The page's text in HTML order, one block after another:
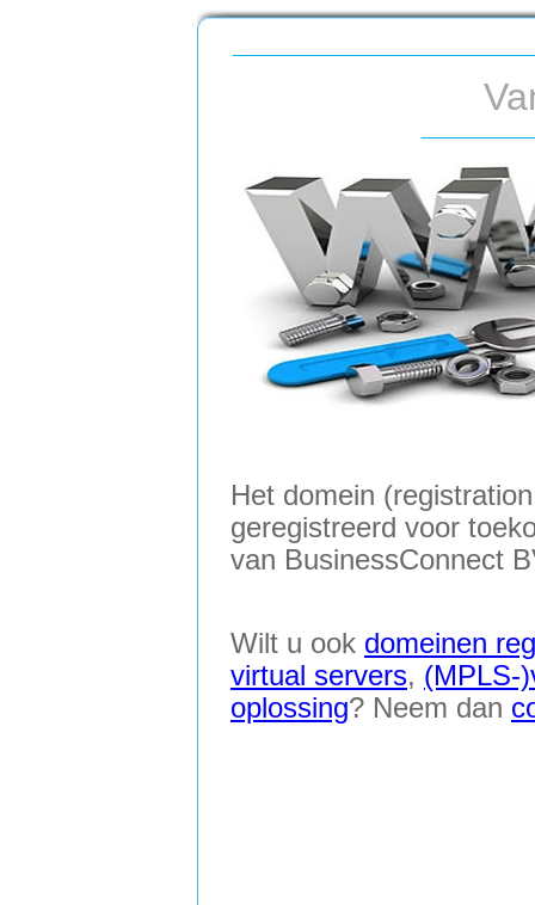
Het domein
geregistreerd voor
van BusinessConnect
Wilt u ook domeinen
virtual servers, (MPLS-
oplossing? Neem dan